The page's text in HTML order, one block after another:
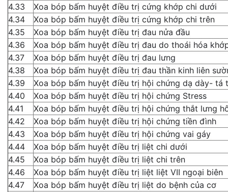
4.33
Xoa bóp bấm huyệt điều trị cứng khớp chi dưới
4.34
Xoa bóp bấm huyệt điều trị cứng khớp chi trên
4.35
Xoa bóp bấm huyệt điều trị đau nửa đầu
4.36
Xoa bóp bấm huyệt điều trị đau do thoái hóa
4.37
Xoa bóp bấm huyệt điều trị đau lưng
4.38
Xoa bóp bấm huyệt điều trị đau thần kinh liên
4.39
Xoa bóp bấm huyệt điều trị hội chứng dạ dày- tá
4.40
Xoa bóp bấm huyệt điều trị hội chứng Stress
4.41
Xoa bóp bấm huyệt điều trị hội chứng thắt lưng
4.42
Xoa bóp bấm huyệt điều trị hội chứng tiền đình
4.43
Xoa bóp bấm huyệt điều trị hội chứng vai gáy
4.44
Xoa bóp bấm huyệt điều trị liệt chi dưới
4.45
Xoa bóp bấm huyệt điều trị liệt chi trên
4.46
Xoa bóp bấm huyệt điều trị liệt liệt VII ngoại biên
4.47
Xoa bóp bấm huyệt điều trị liệt do bệnh của cơ